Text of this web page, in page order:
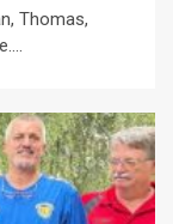
Thomas,